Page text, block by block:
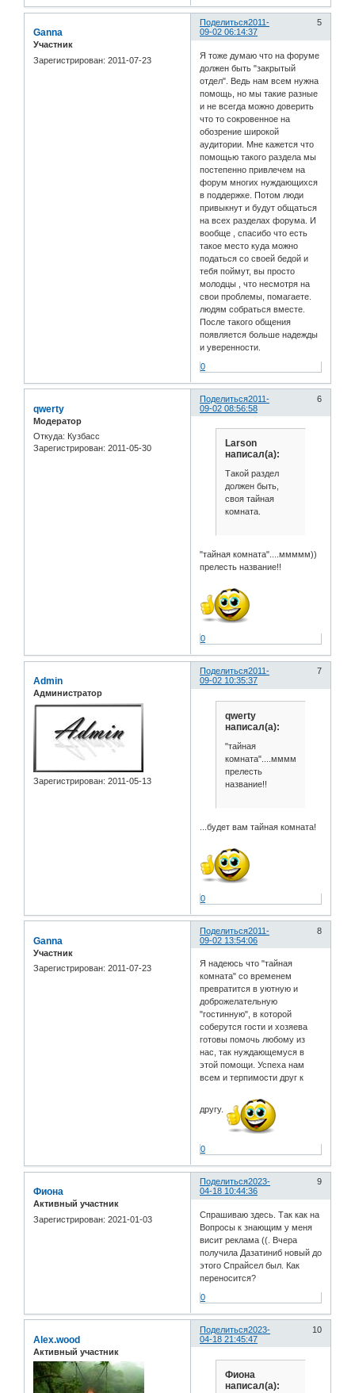
Поделиться 5
2011-
09-02 06:14:37
Ganna
Участник
Зарегистрирован: 2011-07-23
Я тоже думаю что на форуме
должен быть "закрытый
отдел". Ведь нам всем нужна
помощь, но мы такие разные
и не всегда можно доверить
что то сокровенное на
обозрение широкой
аудитории. Мне кажется что
помощью такого раздела мы
постепенно привлечем на
форум многих нуждающихся
в поддержке. Потом люди
привыкнут и будут общаться
на всех разделах форума. И
вообще , спасибо что есть
такое место куда можно
податься со своей бедой и
тебя поймут, вы просто
молодцы , что несмотря на
свои проблемы, помагаете.
людям собраться вместе.
После такого общения
появляется больше надежды
и уверенности.
0
Поделиться 6
2011-
09-02 08:56:58
qwerty
Модератор
Откуда: Кузбасс
Зарегистрирован: 2011-05-30
Larson
написал(а):
Такой раздел
должен быть,
своя тайная
комната.
"тайная комната"....ммммм))
прелесть название!!
0
Поделиться 7
2011-
09-02 10:35:37
Admin
Администратор
Зарегистрирован: 2011-05-13
qwerty
написал(а):
"тайная
комната"....ммммм))
прелесть
название!!
...будет вам тайная комната!
0
Поделиться 8
2011-
09-02 13:54:06
Ganna
Участник
Зарегистрирован: 2011-07-23
Я надеюсь что "тайная
комната" со временем
превратится в уютную и
доброжелательную
"гостинную", в которой
соберутся гости и хозяева
готовы помочь любому из
нас, так нуждающемуся в
этой помощи. Успеха нам
всем и терпимости друг к
другу.
0
Поделиться 9
2023-
04-18 10:44:36
Фиона
Активный участник
Зарегистрирован: 2021-01-03
Спрашиваю здесь. Так как на
Вопросы к знающим у меня
висит реклама ((. Вчера
получила Дазатиниб новый до
этого Спрайсел был. Как
переносится?
0
Поделиться 10
2023-
04-18 21:45:47
Alex.wood
Активный участник
Фиона
написал(а):